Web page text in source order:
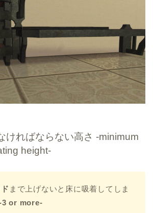
ければならない高さ -minimum
height-
まで上げないと床に吸着してしま
3 or more-